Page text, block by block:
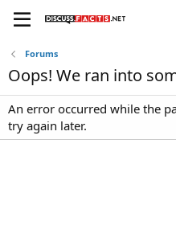
Forums
Oops! We ran into
An error occurred while the
try again later.